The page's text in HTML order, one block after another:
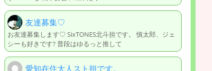
友達募集♡
お友達募集します♡ SixTONES北斗担です。 慎太郎、ジェ
シーも好きです? 普段はゆるっと推して
愛知在住大人スト担です。